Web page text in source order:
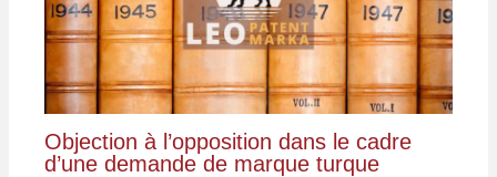
Objection à l’opposition dans le cadre
d’une demande de marque turque